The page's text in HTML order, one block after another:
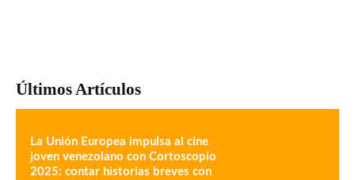
Últimos Artículos
La Unión Europea impulsa al cine
joven venezolano con Cortoscopio
2025: contar historias breves con